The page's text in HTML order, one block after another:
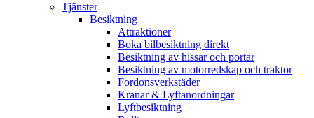
Tjänster
Besiktning
Attraktioner
Boka bilbesiktning direkt
Besiktning av hissar och portar
Besiktning av motorredskap och traktor
Fordonsverkstäder
Kranar & Lyftanordningar
Lyftbesiktning